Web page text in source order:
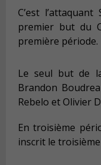
C’est
premier but du
première période.
Le seul but de
Brandon
Rebelo et Olivier
En troisième
inscrit le